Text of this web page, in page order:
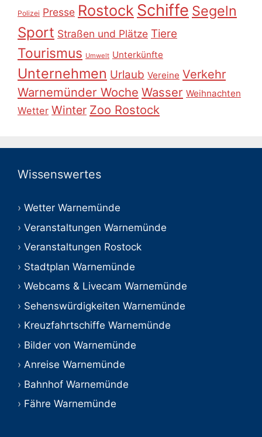
Polizei Presse Rostock Schiffe Segeln
Sport Straßen und Plätze Tiere
Tourismus Umwelt Unterkünfte
Unternehmen Urlaub Vereine Verkehr
Warnemünder Woche Wasser Weihnachten
Wetter Winter Zoo Rostock
Wissenswertes
Wetter Warnemünde
Veranstaltungen Warnemünde
Veranstaltungen Rostock
Stadtplan Warnemünde
Webcams & Livecam Warnemünde
Sehenswürdigkeiten Warnemünde
Kreuzfahrtschiffe Warnemünde
Bilder von Warnemünde
Anreise Warnemünde
Bahnhof Warnemünde
Fähre Warnemünde